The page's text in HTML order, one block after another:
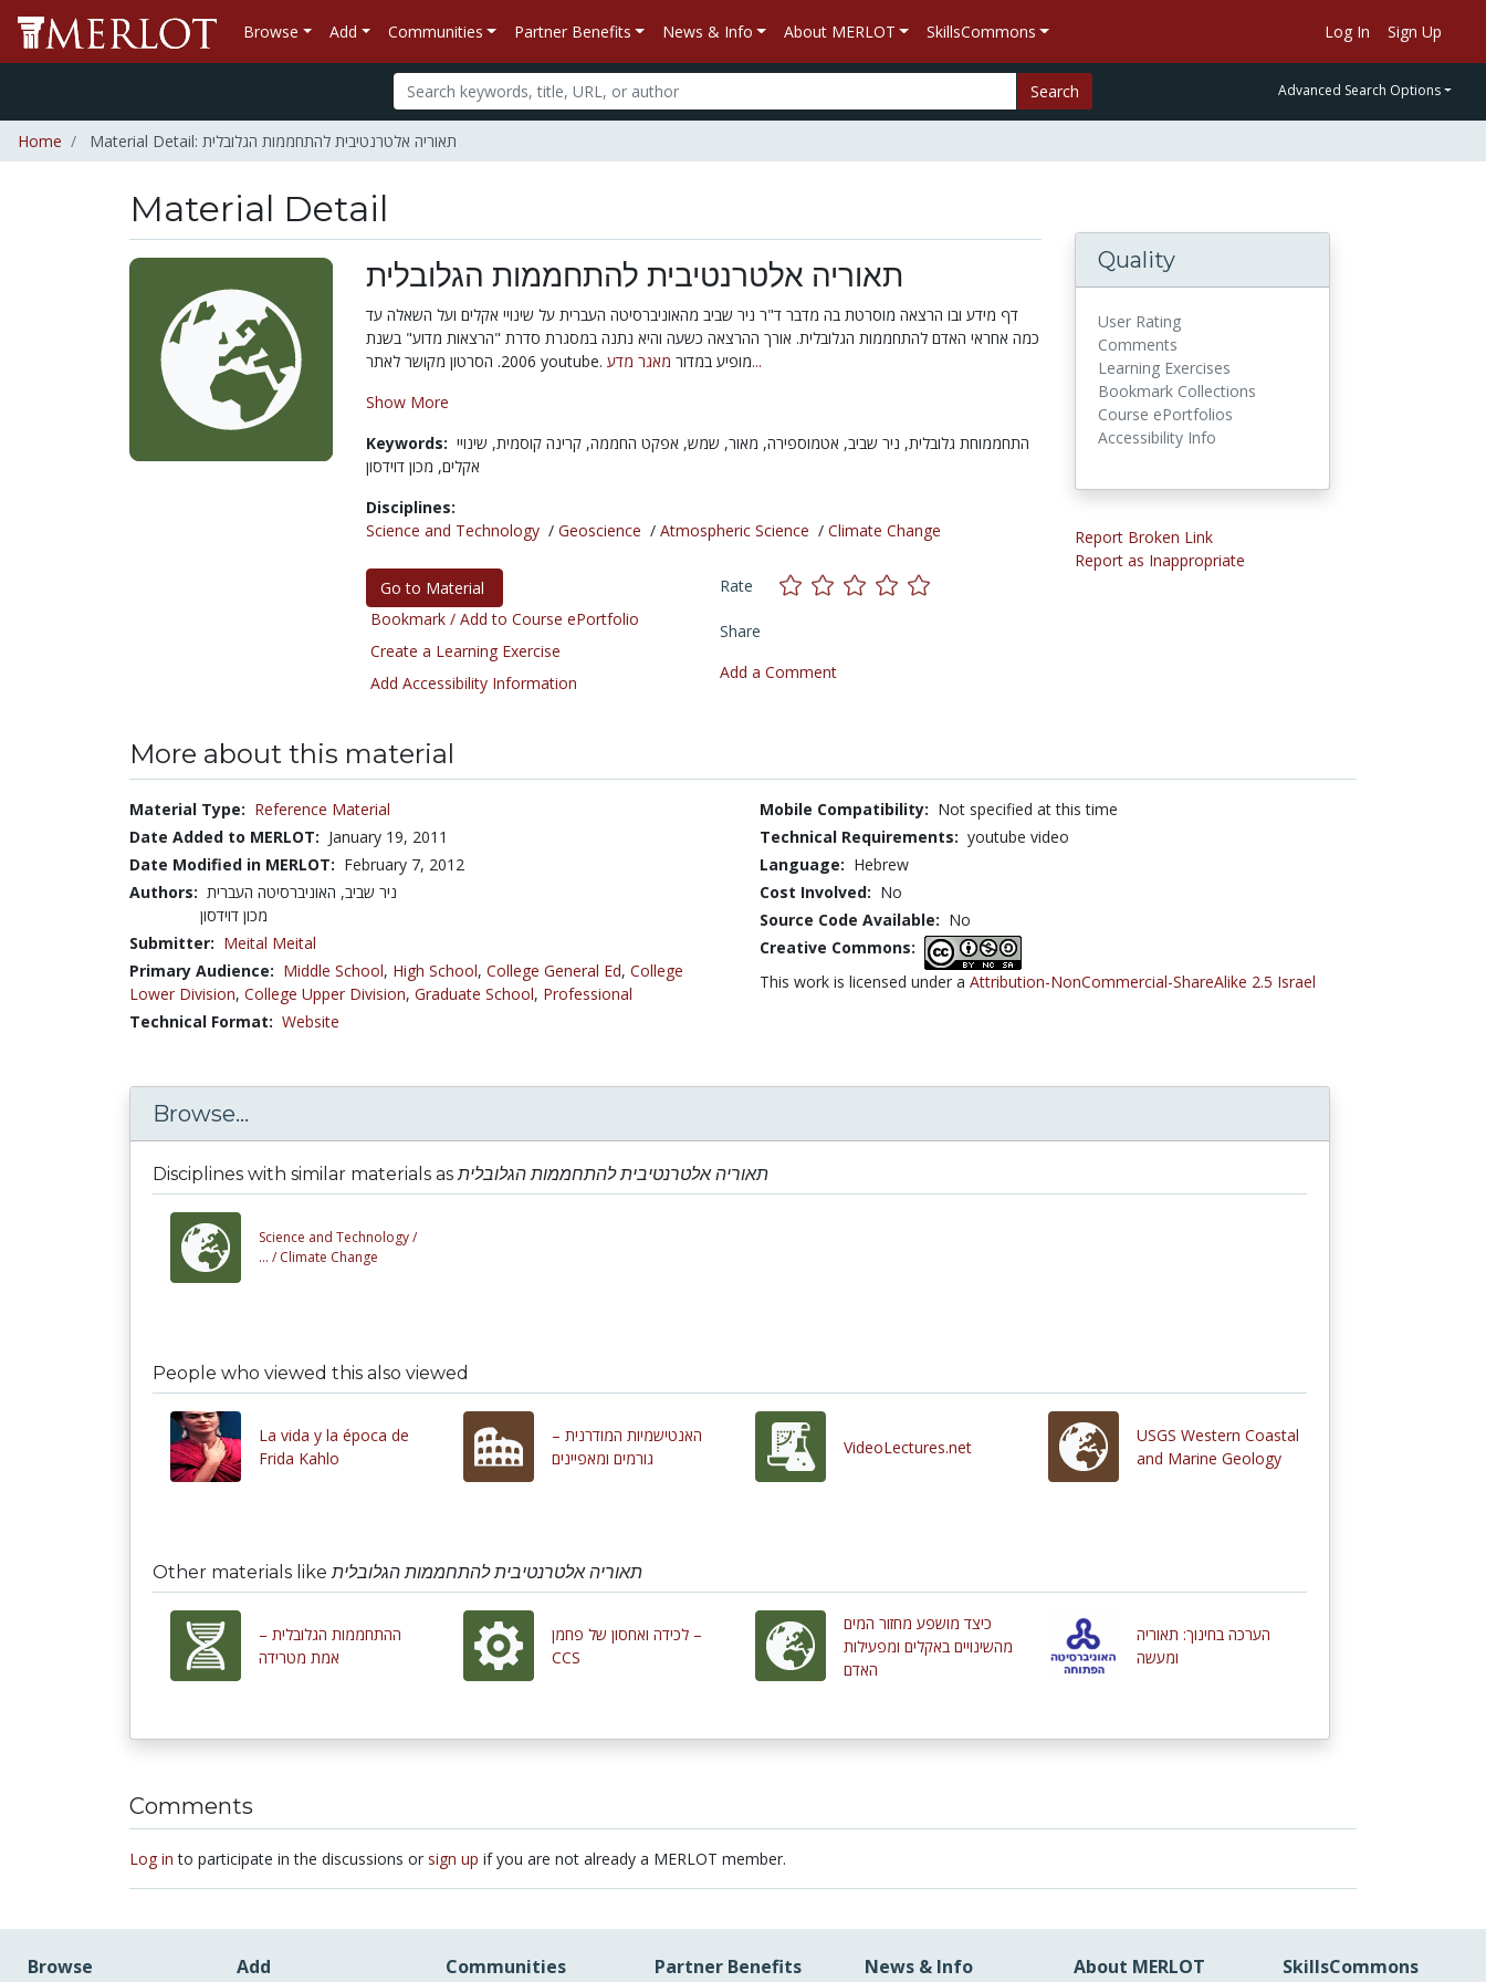
Browse Add Communities Partner Benefits News & Info About MERLOT SkillsCommons Log In Sign Up
Search Advanced Search Options
Home Material Detail: תאוריה אלטרנטיבית להתחממות הגלובלית
Material Detail
תאוריה אלטרנטיבית להתחממות הגלובלית
דף מידע ובו הרצאה מוסרטת בה מדבר ד"ר ניר שביב מהאוניברסיטה העברית על שינויי אקלים ועל השאלה עד
כמה אחראי האדם להתחממות הגלובלית. אורך ההרצאה כשעה והיא נתנה במסגרת סדרת "הרצאות מדוע" בשנת
2006. הסרטון מקושר לאתר youtube. מופיע במדורמאגר מדע...
Show More
Keywords:
התחממוחת גלובלית, ניר שביב, אטמוספירה, מאור, שמש, אפקט החממה,קרינה קוסמית, שינויי
אקלים, מכון דוידסון
Disciplines:
Science and Technology/ Geoscience / Atmospheric Science / Climate Change
Go to Material
Bookmark / Add to Course ePortfolio
Create a Learning Exercise
Add Accessibility Information
Rate
Share
Add a Comment
Quality
User Rating
Comments
Learning Exercises
Bookmark Collections
Course ePortfolios
Accessibility Info
Report Broken Link
Report as Inappropriate
More about this material
Material Type: Reference Material
Date Added to MERLOT: January 19, 2011
Date Modified in MERLOT: February 7, 2012
Authors:
Submitter: Meital Meital
Primary Audience: Middle School, High School, College General Ed, College
Lower Division, College Upper Division, Graduate School, Professional
Technical Format: Website
Mobile Compatibility: Not specified at this time
Technical Requirements: youtube video
Language: Hebrew
Cost Involved: No
Source Code Available: No
Creative Commons:
This work is licensed under a Attribution-NonCommercial-ShareAlike 2.5 Israel
Browse...
Disciplines with similar materials asתאוריה אלטרנטיבית להתחממות הגלובלית
Science and Technology /
... / Climate Change
People who viewed this also viewed
La vida y la época de
Frida Kahlo
האנטישמיות המודרנית –
גורמים ומאפיינים
VideoLectures.net
USGS Western Coastal
and Marine Geology
Other materials likeתאוריה אלטרנטיבית להתחממות הגלובלית
ההתחממות הגלובלית –
אמת מטרידה
לכידה ואחסון של פחמן –
CCS
כיצד מושפע מחזור המים
מהשינויים באקלים ומפעילות
האדם
הערכה בחינוך: תאוריה
ומעשה
Comments
Log in to participate in the discussions or sign up if you are not already a MERLOT member.
Browse Add Communities Partner Benefits News & Info About MERLOT SkillsCommons